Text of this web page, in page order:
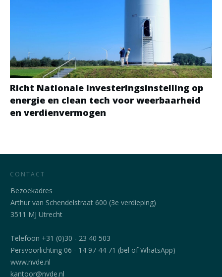
Richt Nationale Investeringsinstelling op
energie en clean tech voor weerbaarheid
en verdienvermogen
CONTACT
Bezoekadres
Arthur van Schendelstraat 600 (3e verdieping)
3511 MJ Utrecht
Telefoon +31 (0)30 - 23 40 503
Persvoorlichting 06 - 14 97 44 71 (bel of WhatsApp)
www.nvde.nl
kantoor@nvde.nl